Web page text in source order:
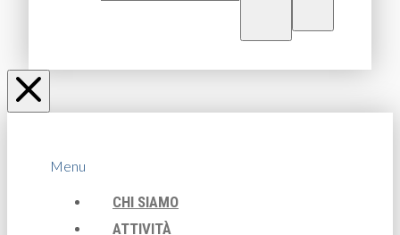
Menu
CHI SIAMO
ATTIVITÀ